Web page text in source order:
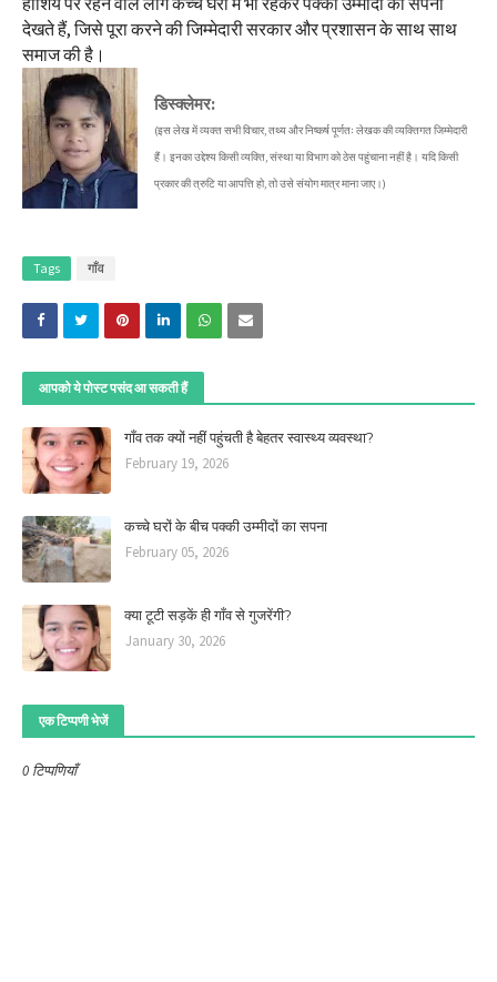
देखते हैं, जिसे पूरा करने की जिम्मेदारी सरकार और प्रशासन के साथ साथ
समाज की है।
डिस्क्लेमर:
(इस लेख में व्यक्त सभी विचार, तथ्य और निष्कर्ष पूर्णतः लेखक की व्यक्तिगत जिम्मेदारी
हैं। इनका उद्देश्य किसी व्यक्ति, संस्था या विभाग को ठेस पहुंचाना नहीं है। यदि किसी
प्रकार की त्रुटि या आपत्ति हो, तो उसे संयोग मात्र माना जाए।)
Tags गाँव
आपको ये पोस्ट पसंद आ सकती हैं
गाँव तक क्यों नहीं पहुंचती है बेहतर स्वास्थ्य व्यवस्था?
February 19, 2026
कच्चे घरों के बीच पक्की उम्मीदों का सपना
February 05, 2026
क्या टूटी सड़कें ही गाँव से गुजरेंगी?
January 30, 2026
एक टिप्पणी भेजें
0 टिप्पणियाँ